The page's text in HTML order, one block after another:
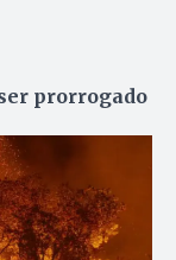
prorrogado